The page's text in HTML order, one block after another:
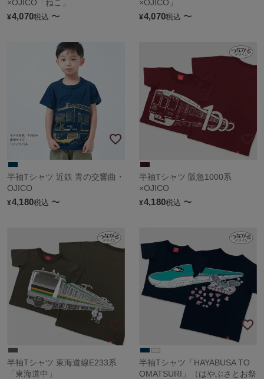
×OJICO「ねこ」
¥4,070税込 〜
×OJICO」
¥4,070税込 〜
半袖Tシャツ 近鉄 青の交響曲・
OJICO
¥4,180税込 〜
半袖Tシャツ 阪急1000系
×OJICO
¥4,180税込 〜
半袖Tシャツ 東海道線E233系
「東海道中」
半袖Tシャツ「HAYABUSA TO
OMATSURI」（はやぶさとお祭